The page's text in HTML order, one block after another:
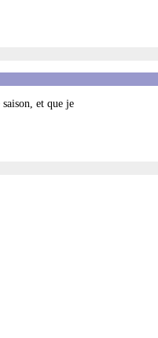
et que je